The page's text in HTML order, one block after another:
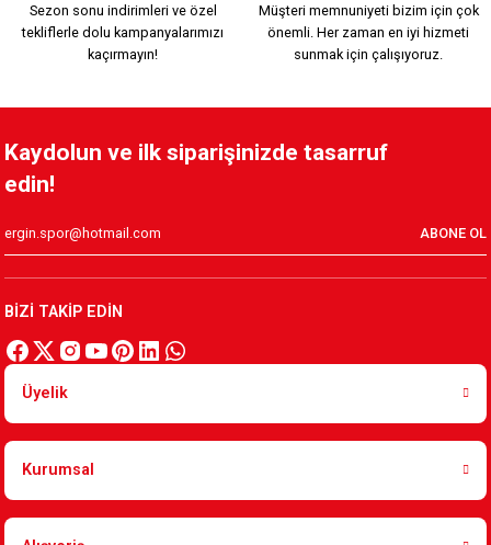
199,90 TL
ÇİZGİLİ ARMA MAGNET AÇACAK
Tükendi
199,90 TL
199,90 TL
Sezon sonu indirimleri ve özel
tekliflerle dolu kampanyalarımızı
kaçırmayın!
Müşteri memnuniyeti bizim için çok
önemli. Her zaman en iyi hizmeti
sunmak için çalışıyoruz.
Kaydolun ve ilk siparişinizde tasarruf
edin!
ABONE OL
BİZİ TAKİP EDİN
Üyelik
Kurumsal